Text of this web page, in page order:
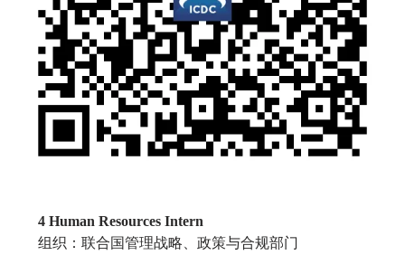
4 Human Resources Intern
组织：联合国管理战略、政策与合规部门